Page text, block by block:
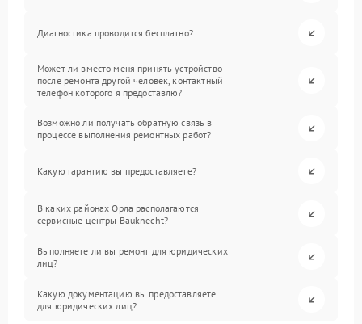
Диагностика проводится бесплатно?
Может ли вместо меня принять устройство
после ремонта другой человек, контактный
телефон которого я предоставлю?
Возможно ли получать обратную связь в
процессе выполнения ремонтных работ?
Какую гарантию вы предоставляете?
В каких районах Орла располагаются
сервисные центры Bauknecht?
Выполняете ли вы ремонт для юридических
лиц?
Какую документацию вы предоставляете
для юридических лиц?